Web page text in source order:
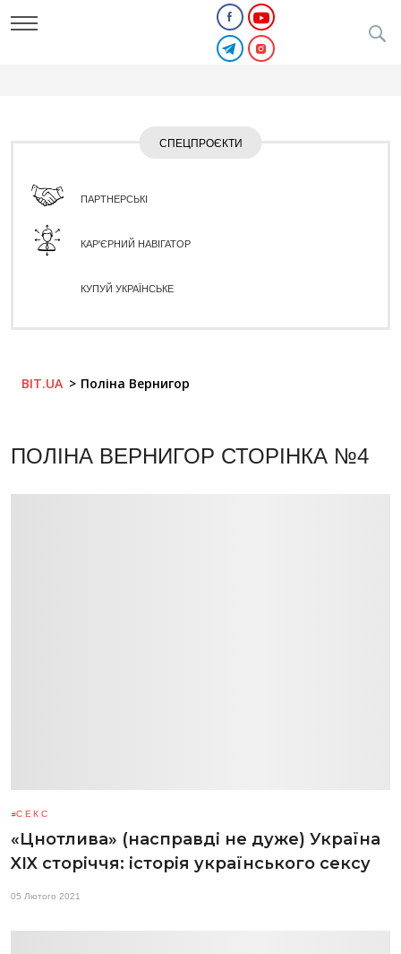
СПЕЦПРОЄКТИ
ПАРТНЕРСЬКІ
КАР'ЄРНИЙ НАВІГАТОР
КУПУЙ УКРАЇНСЬКЕ
BIT.UA Поліна Вернигор
ПОЛІНА ВЕРНИГОР СТОРІНКА №4
СЕКС
«Цнотлива» (насправді не дуже) Україна
XIX сторіччя: історія українського сексу
05 Лютого 2021